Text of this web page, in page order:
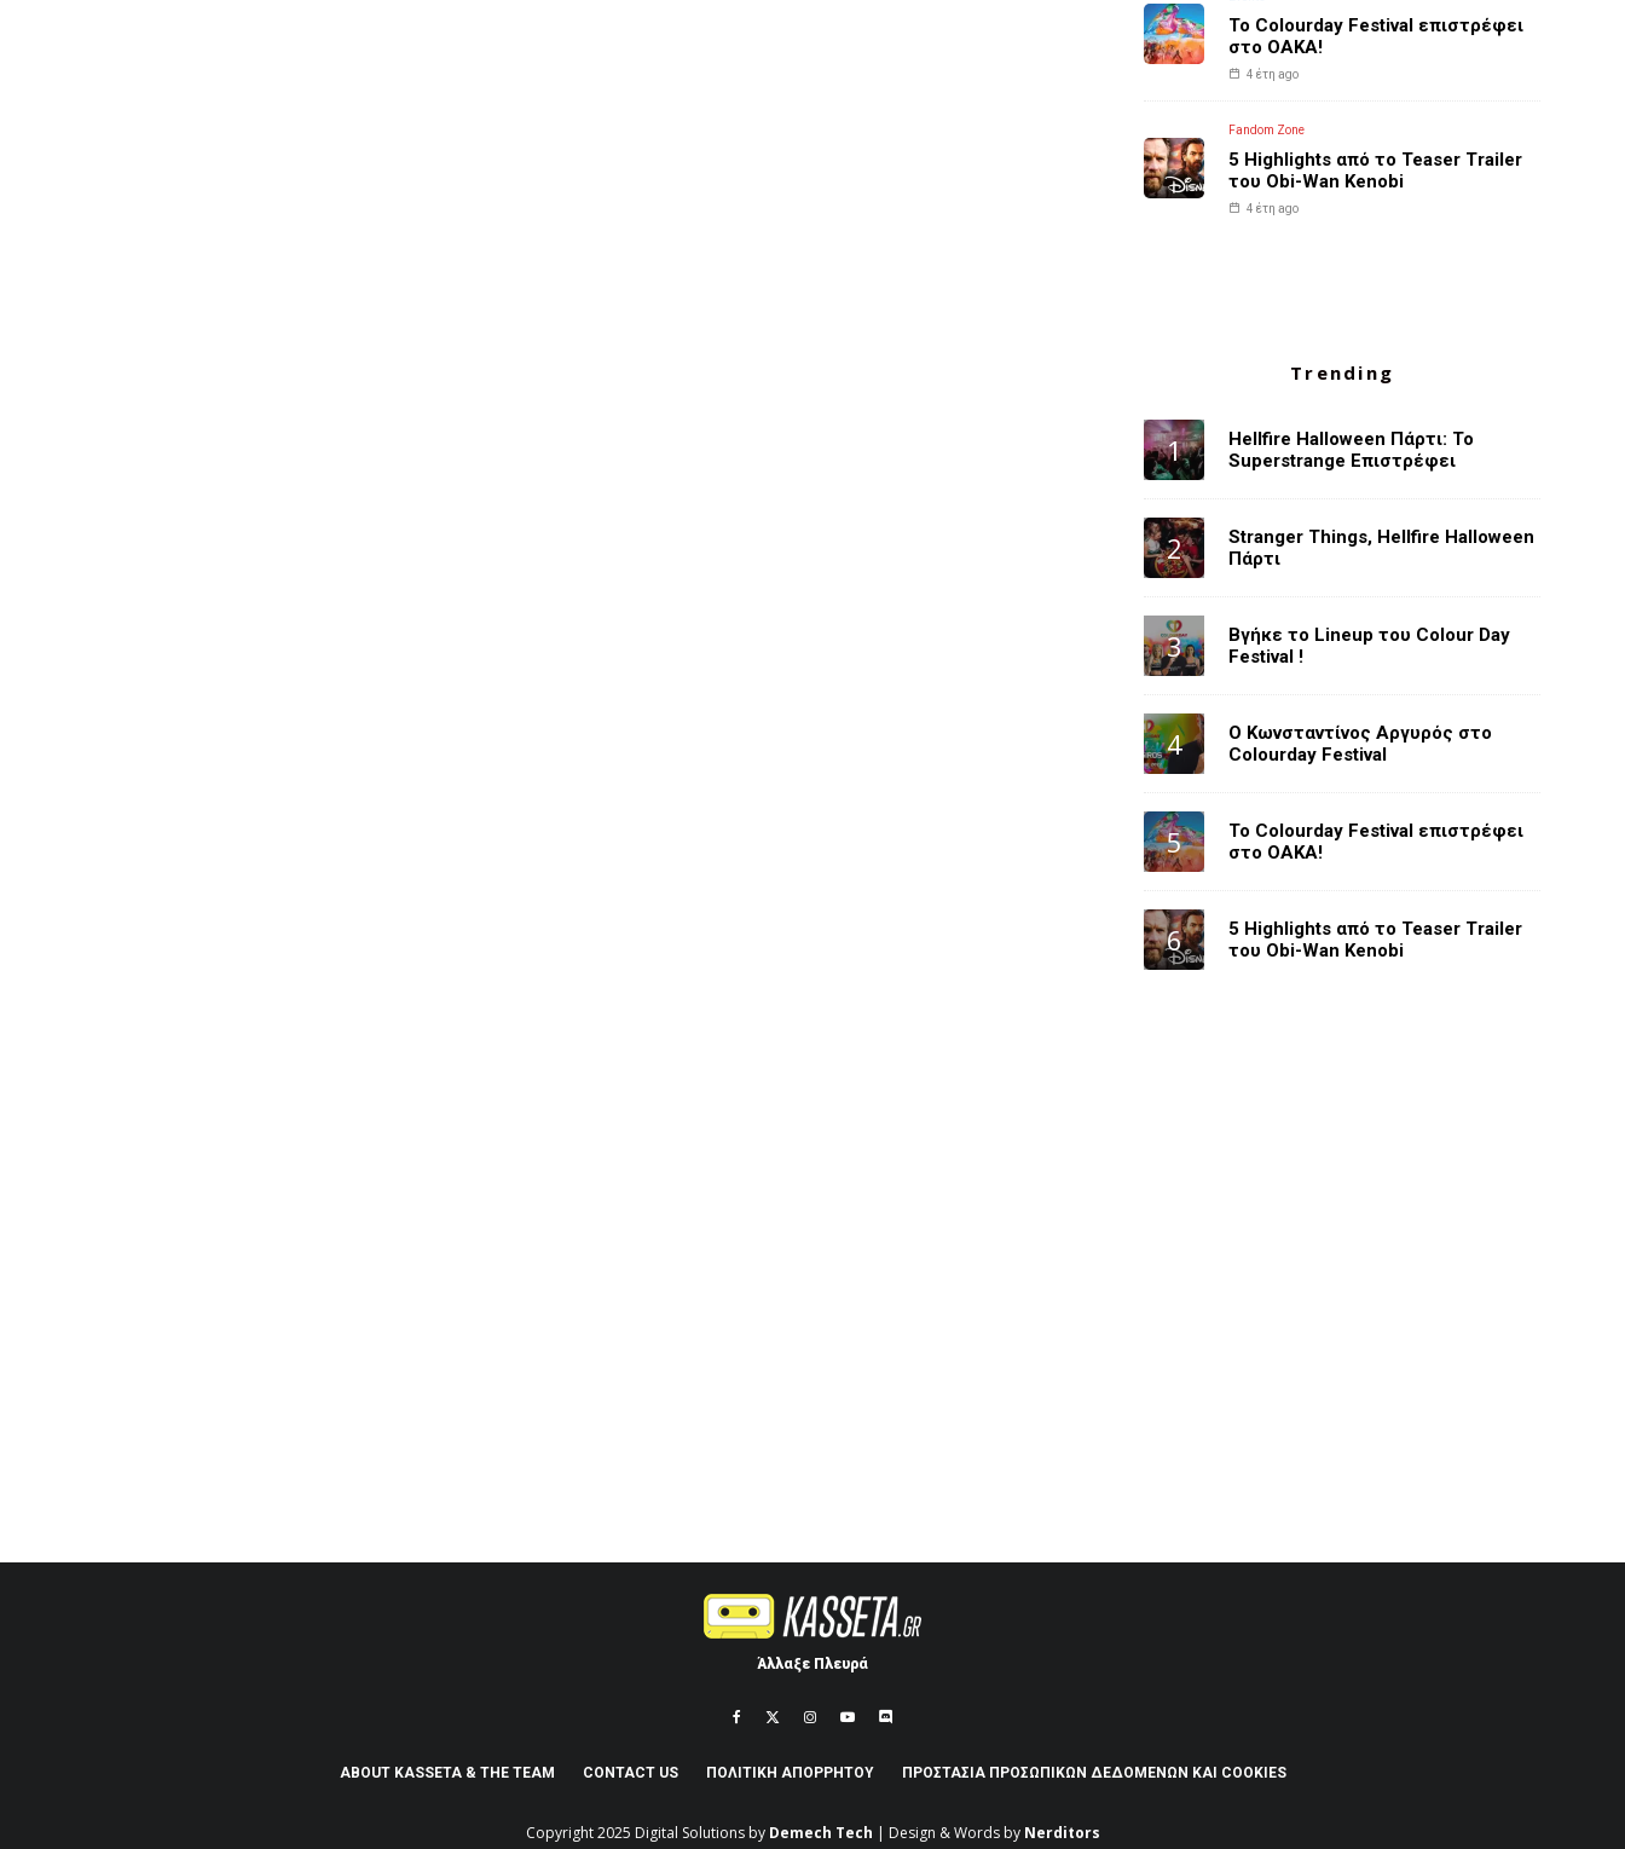
Το Colourday Festival επιστρέφει
στο ΟΑΚΑ!
4 έτη ago
Fandom Zone
5 Highlights από το Teaser Trailer
του Obi-Wan Kenobi
4 έτη ago
Trending
Hellfire Halloween Πάρτι: Το
Superstrange Επιστρέφει
Stranger Things, Hellfire Halloween
Πάρτι
Βγήκε το Lineup του Colour Day
Festival !
O Κωνσταντίνος Αργυρός στο
Colourday Festival
Το Colourday Festival επιστρέφει
στο ΟΑΚΑ!
5 Highlights από το Teaser Trailer
του Obi-Wan Kenobi
Άλλαξε Πλευρά
ABOUT KASSETA & THE TEAM CONTACT US ΠΟΛΙΤΙΚΉ ΑΠΟΡΡΉΤΟΥ ΠΡΟΣΤΑΣΊΑ ΠΡΟΣΩΠΙΚΏΝ ΔΕΔΟΜΈΝΩΝ ΚΑΙ COOKIES
Copyright 2025 Digital Solutions by Demech Tech | Design & Words by Nerditors